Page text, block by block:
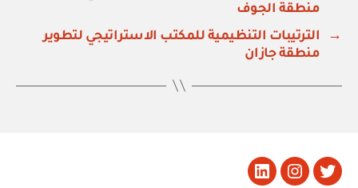
منطقة الجوف
→
الترتيبات التنظيمية للمكتب الاستراتيجي لتطوير
منطقة جازان
تويتر Instagram
LinkedIn